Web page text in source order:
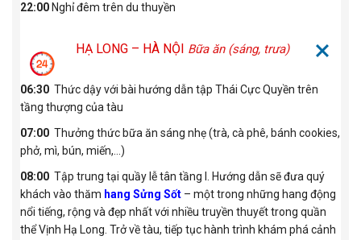
22:00 Nghỉ đêm trên du thuyền
HẠ LONG – HÀ NỘI Bữa ăn (sáng, trưa)
06:30 Thức dậy với bài hướng dẫn tập Thái Cực Quyền trên
tầng thượng của tàu
07:00 Thưởng thức bữa ăn sáng nhẹ (trà, cà phê, bánh cookies,
phở, mì, bún, miến,…)
08:00 Tập trung tại quầy lễ tân tầng I. Hướng dẫn sẽ đưa quý
khách vào thăm hang Sửng Sốt – một trong những hang động
nổi tiếng, rộng và đẹp nhất với nhiều truyền thuyết trong quần
thể Vịnh Hạ Long. Trở về tàu, tiếp tục hành trình khám phá cảnh